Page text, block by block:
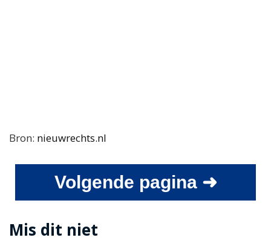
Bron: nieuwrechts.nl
Volgende pagina ➜
Mis dit niet